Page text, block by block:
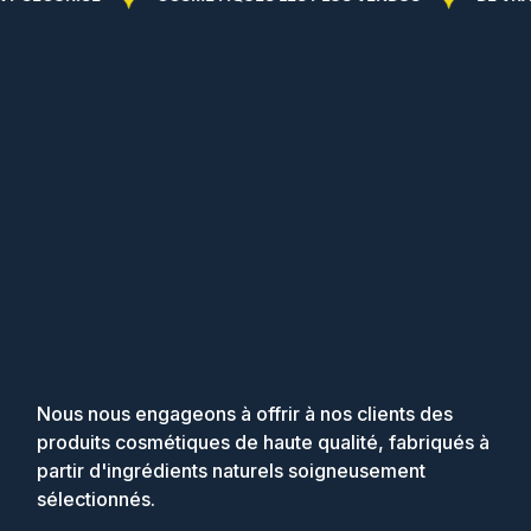
Nous nous engageons à offrir à nos clients des
produits cosmétiques de haute qualité, fabriqués à
partir d'ingrédients naturels soigneusement
sélectionnés.